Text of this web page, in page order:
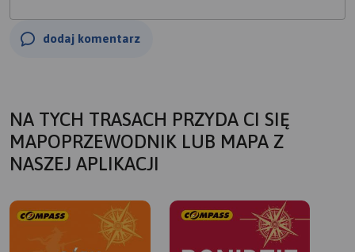
dodaj komentarz
NA TYCH TRASACH PRZYDA CI SIĘ
MAPOPRZEWODNIK LUB MAPA Z
NASZEJ APLIKACJI